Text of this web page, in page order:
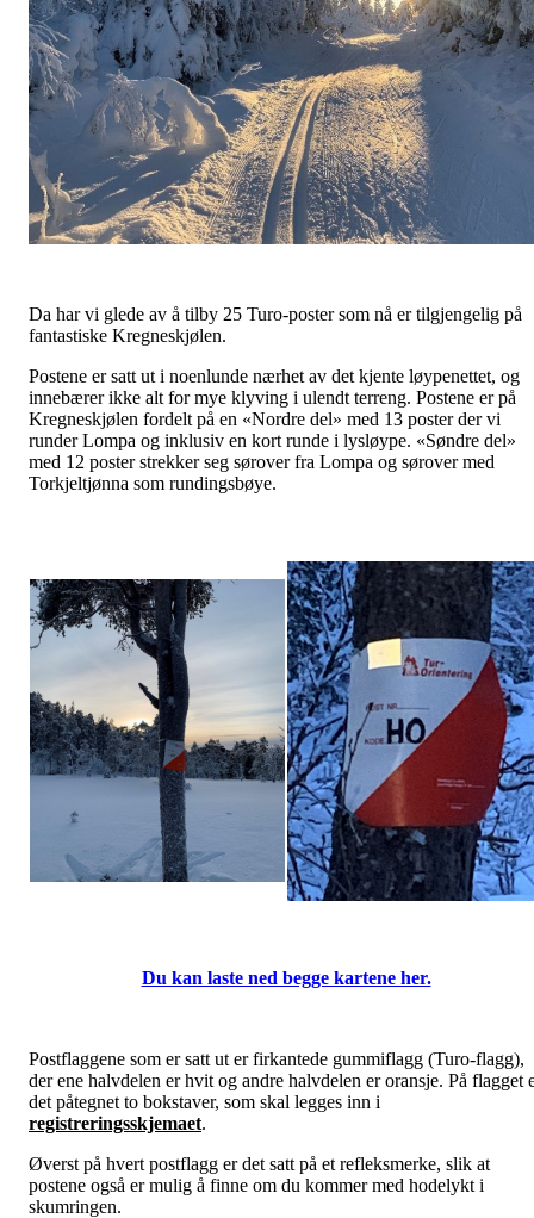
Da har vi glede av å tilby 25 Turo-poster som nå er tilgjengelig på
fantastiske Kregneskjølen.
Postene er satt ut i noenlunde nærhet av det kjente løypenettet, og
innebærer ikke alt for mye klyving i ulendt terreng. Postene er på
Kregneskjølen fordelt på en «Nordre del» med 13 poster der vi
runder Lompa og inklusiv en kort runde i lysløype. «Søndre del»
med 12 poster strekker seg sørover fra Lompa og sørover med
Torkjeltjønna som rundingsbøye.
Du kan laste ned begge kartene her.
Postflaggene som er satt ut er firkantede gummiflagg (Turo-flagg),
der ene halvdelen er hvit og andre halvdelen er oransje. På flagget
det påtegnet to bokstaver, som skal legges inn i
registreringsskjemaet.
Øverst på hvert postflagg er det satt på et refleksmerke, slik at
postene også er mulig å finne om du kommer med hodelykt i
skumringen.